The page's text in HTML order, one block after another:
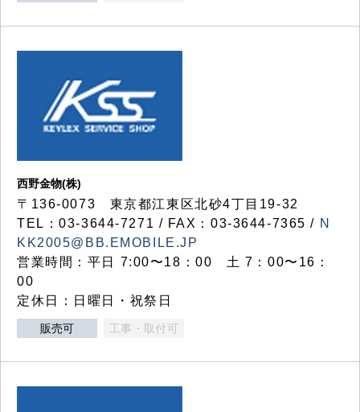
西野金物(株)
〒136-0073 東京都江東区北砂4丁目19-32
TEL：03‐3644‐7271 / FAX：03-3644-7365 / N
KK2005@BB.EMOBILE.JP
営業時間：平日 7:00〜18：00 土 7：00〜16：
00
定休日：日曜日・祝祭日
販売可 工事・取付可